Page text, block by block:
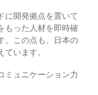
に開発拠点を置いて
もった人材を即時確
。この点も、日本の
います。
ミュニケーション力